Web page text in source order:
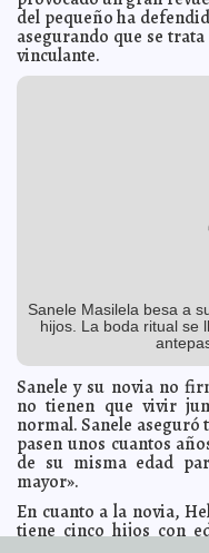
2013-03-12 07:16:38 Reportan
2013-03-12 07:15:22 Monseñor
ilumine a los cardenales
2013-03-12 07:13:45 Hamid Karzai
Pamplona
Central
Telecomunicaciones
2013-03-11 21:07:31 Construirán
A7
Villa
realidad A7
2013-03-11 21:02:54 Asume Rosa
de género en su labor en el
2013-03-11 21:01:07 José Díaz
los mayas, plagiado por
2013-03-11 20:59:55 Gobierno del
empresarios yucatecos A7
del pequeño ha
asegurando que se
vinculante.
Sanele Masilela besa a
hijos. La boda ritual se
Sanele y su novia no
no tienen que vivir
normal. Sanele aseguró
pasen unos cuantos
de su misma edad
mayor».
En cuanto a la novia,
tiene cinco hijos con